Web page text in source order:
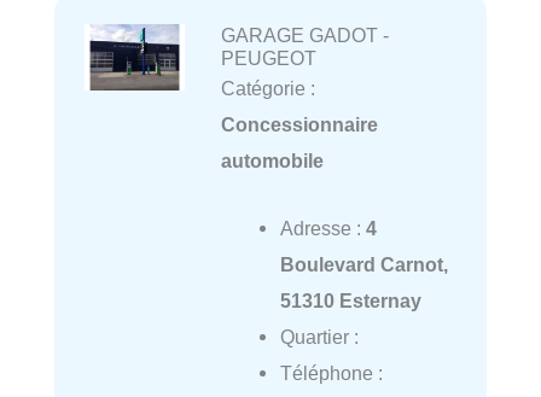
GARAGE GADOT -
PEUGEOT
Catégorie :
Concessionnaire
automobile
Adresse : 4
Boulevard Carnot,
51310 Esternay
Quartier :
Téléphone :